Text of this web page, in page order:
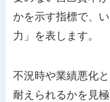
かを示す指標で、
力」を表します。
不況時や業績悪化
耐えられるかを見